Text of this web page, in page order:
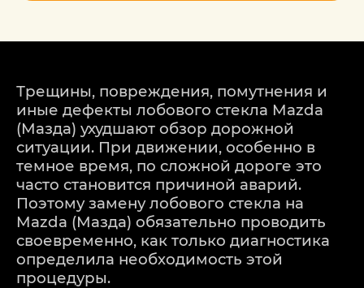
Трещины, повреждения, помутнения и
иные дефекты лобового стекла Mazda
(Мазда) ухудшают обзор дорожной
ситуации. При движении, особенно в
темное время, по сложной дороге это
часто становится причиной аварий.
Поэтому замену лобового стекла на
Mazda (Мазда) обязательно проводить
своевременно, как только диагностика
определила необходимость этой
процедуры.